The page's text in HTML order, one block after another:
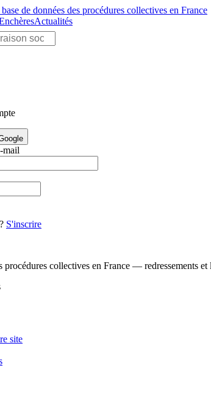
de données des procédures collectives en France
Actualités
mail
S'inscrire
procédures collectives en France — redressements
site